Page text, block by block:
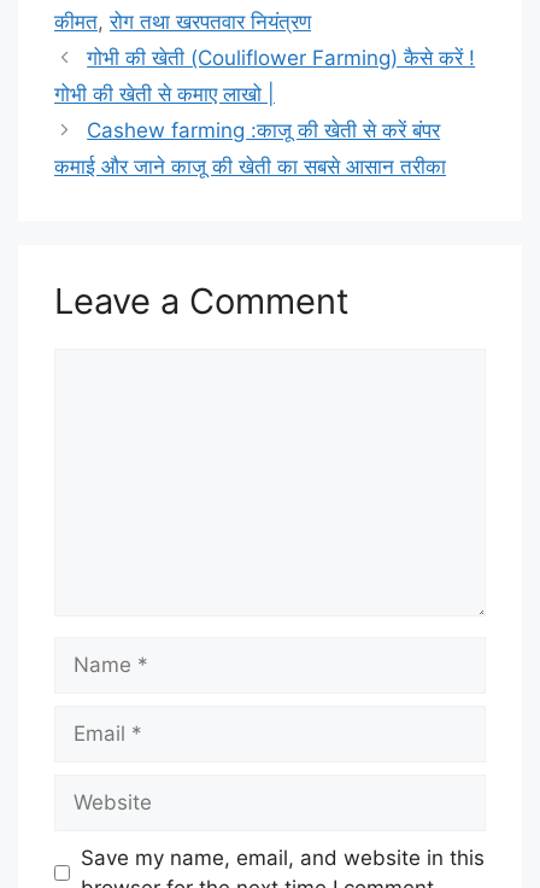
कीमत,रोग तथा खरपतवार नियंत्रण
गोभी की खेती (Couliflower Farming) कैसे करें !
गोभी की खेती से कमाए लाखो |
Cashew farming :काजू की खेती से करें बंपर
कमाई और जाने काजू की खेती का सबसे आसान तरीका
Leave a Comment
Save my name, email, and website in this